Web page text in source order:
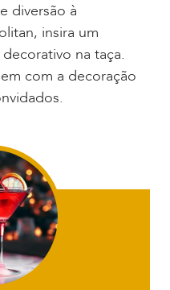
diversão à
insira um
na taça.
com a decoração